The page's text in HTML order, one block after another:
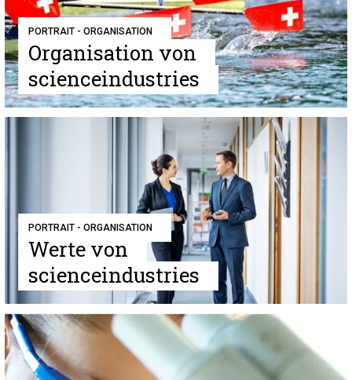
PORTRAIT - ORGANISATION
Organisation von
scienceindustries
PORTRAIT - ORGANISATION
Werte von
scienceindustries